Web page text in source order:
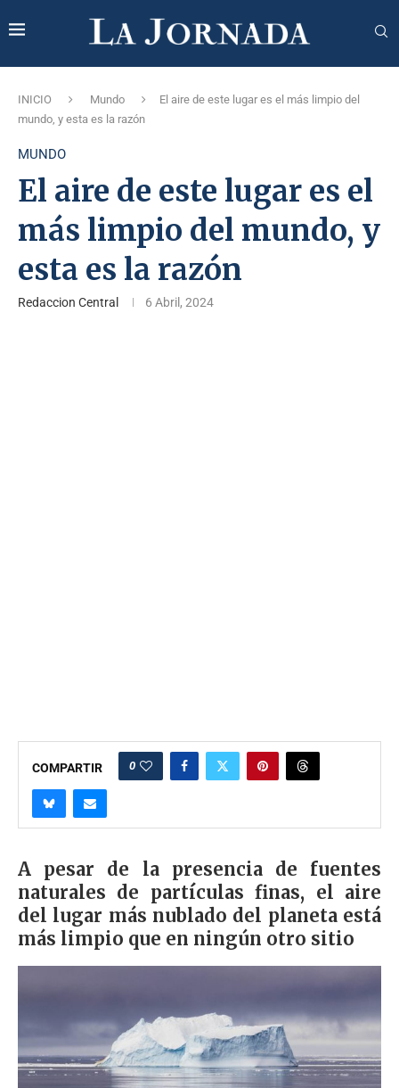
INICIO Mundo
El aire de este lugar es el más limpio del
mundo, y esta es la razón
MUNDO
El aire de este lugar es el
más limpio del mundo, y
esta es la razón
Redaccion Central 6 Abril, 2024
COMPARTIR 0
A pesar de la presencia de fuentes
naturales de partículas finas, el aire
del lugar más nublado del planeta está
más limpio que en ningún otro sitio